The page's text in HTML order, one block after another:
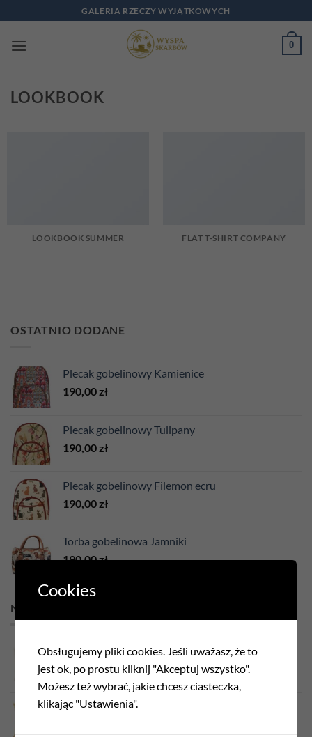
do
zawartości
GALERIA RZECZY WYJĄTKOWYCH
0
LOOKBOOK
LOOKBOOK SUMMER FLAT T-SHIRT COMPANY
OSTATNIO DODANE
Plecak gobelinowy Kamienice
190,00 zł
Plecak gobelinowy Tulipany
190,00 zł
Plecak gobelinowy Filemon ecru
190,00 zł
Torba gobelinowa Jamniki
190,00zł
NAJLEPSZA SPRZEDAŻ
Poszewka gobelinowa Tulipany 2
75,00zł
Poszewka gobelinowa Chinka
Cookies
Obsługujemy pliki cookies. Jeśli uważasz, że to
jest ok, po prostu kliknij "Akceptuj wszystko".
Możesz też wybrać, jakie chcesz ciasteczka,
klikając "Ustawienia".